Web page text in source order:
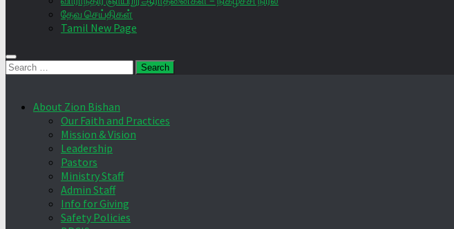
தேவ செய்திகள்
Tamil New Page
Search
About Zion Bishan
Our Faith and Practices
Mission & Vision
Leadership
Pastors
Ministry Staff
Admin Staff
Info for Giving
Safety Policies